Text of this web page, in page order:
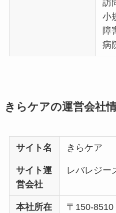
訪
小
障
病
きらケアの運営会社
サイト名 きらケア
サイト運
営会社
レバレジー
本社所在
〒150-